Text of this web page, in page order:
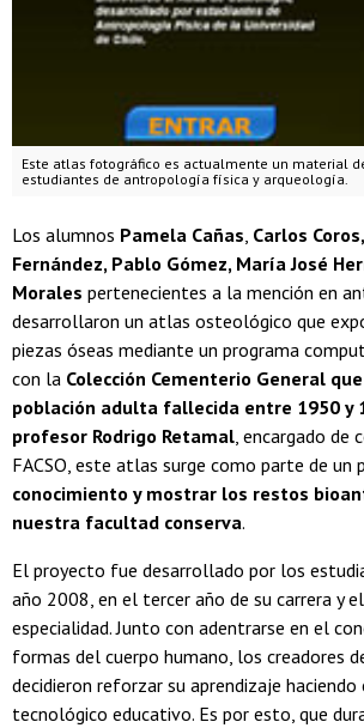
Este atlas fotográfico es actualmente un material
estudiantes de antropología física y arqueología.
Los alumnos Pamela Cañas Carlos
Fernández, Pablo Gómez, María José
Morales pertenecientes a la mención en
desarrollaron un atlas osteológico que
piezas óseas mediante un programa
con la Colección Cementerio General
población adulta fallecida entre 1950 y
profesor Rodrigo Retamal , encargado de
FACSO, este atlas surge como parte de un
conocimiento y mostrar los restos
nuestra facultad conserva.
El proyecto fue desarrollado por los
año 2008, en el tercer año de su carrera y
especialidad. Junto con adentrarse en el
formas del cuerpo humano, los creadores
decidieron reforzar su aprendizaje haciendo
tecnológico educativo. Es por esto, que